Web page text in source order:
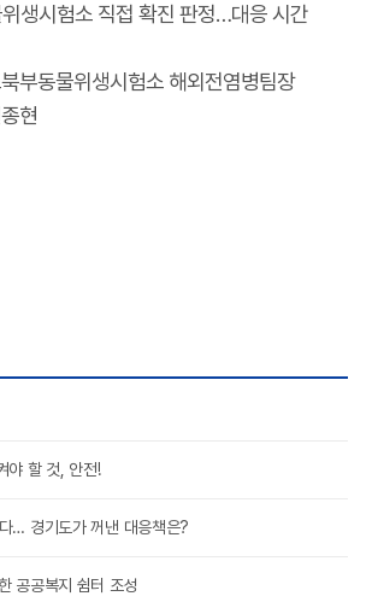
생시험소 직접 확진 판정…대응 시간
부동물위생시험소 해외전염병팀장
현
야 할 것, 안전!
… 경기도가 꺼낸 대응책은?
공공복지 쉼터 조성